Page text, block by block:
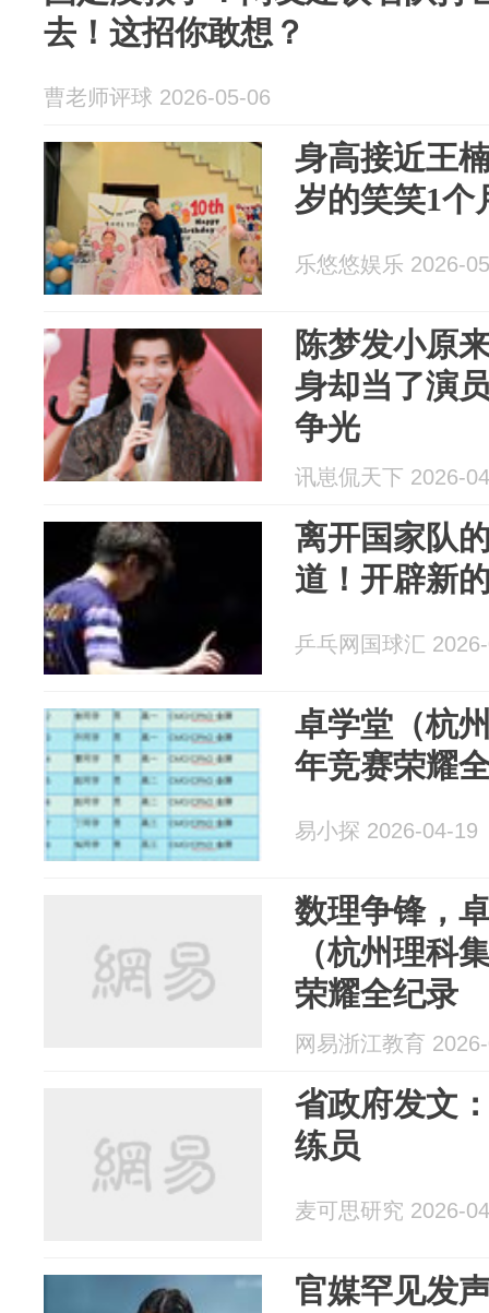
去！这招你敢想？
曹老师评球 2026-05-06
身高接近王
岁的笑笑1个
乐悠悠娱乐 2026-
陈梦发小原
身却当了演
争光
讯崽侃天下 2026-
离开国家队
道！开辟新
乒乓网国球汇
卓学堂（杭
年竞赛荣耀
易小探 2026-04-19
数理争锋，
（杭州理科
荣耀全纪录
网易浙江教育
省政府发文
练员
麦可思研究 2026-
官媒罕见发